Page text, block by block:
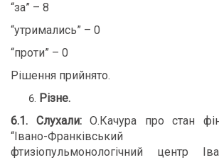
“за” – 8
“утримались” – 0
“проти” – 0
Рішення прийнято.
Різне.
6.1. Слухали: О.Качура про стан
“Івано-Франківський
фтизіопульмонологічний центр